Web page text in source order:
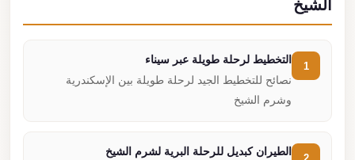
الشيخ
التخطيط لرحلة طويلة عبر سيناء
نصائح للتخطيط الجيد لرحلة طويلة بين الإسكندرية
وشرم الشيخ
الطيران كبديل للرحلة البرية لشرم الشيخ